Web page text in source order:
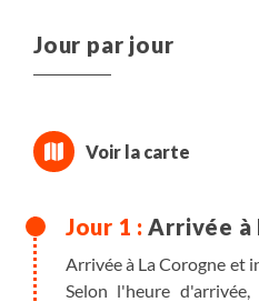
Jour par jour
Arrivée à
Arrivée à La Corogne et
Selon l'heure